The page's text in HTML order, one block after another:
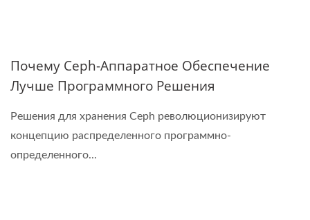
Почему Ceph-Аппаратное Обеспечение
Лучше Программного Решения
Решения для хранения Ceph революционизируют
концепцию распределенного программно-
определенного...